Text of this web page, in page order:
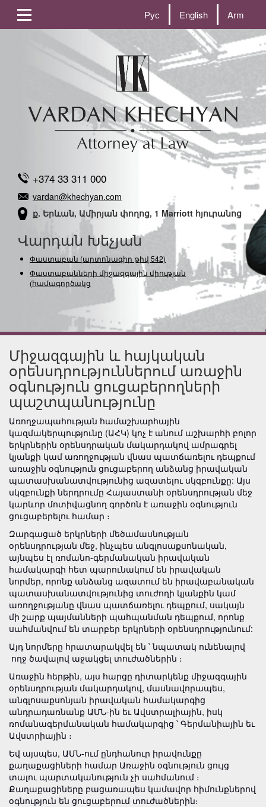
Рус English Arm
+374 33 311 000
vardan@khechyan.com
ք. Երևան, Ամիրյան փողոց, 1 Marriott հյուրանոց
Վարդան Խեչյան
Փաստաբան (արտոնագիր թիվ 542)
Փաստաբանների միջազգային միության
(համագործակցության)
Միջազգային և հայկական
օրենսդրություններում առաջին
օգնություն ցուցաբերողների
պաշտպանությունը
Առողջապահության համաշխարհային
կազմակերպությունը (ԱՀԿ) կոչ է անում աշխարհի բոլոր
երկրներին օրենսդրական մակարդակով ամրագրել
կյանքի կամ առողջության վնաս պատճառելու դեպքում
առաջին օգնություն ցուցաբերող անձանց իրավական
պատասխանատվությունից ազատելու սկզբունքը: Այս
սկզբունքի ներդրումը Հայաստանի օրենսդրության մեջ
կարևոր մոտիվացնող գործոն է առաջին օգնություն
ցուցաբերելու համար ։
Զարգացած երկրների մեծամասնության
օրենսդրության մեջ, ինչպես անգլոսաքսոնական,
այնպես էլ ռոմանո-գերմանական իրավական
համակարգի հետ պարունակում են իրավական
նորմեր, որոնք անձանց ազատում են իրավաբանական
պատասխանատվությունից տուժողի կյանքին կամ
առողջությանը վնաս պատճառելու դեպքում, սակայն
մի շարք պայմանների պահպանման դեպքում, որոնք
սահմանվում են տարբեր երկրների օրենսդրությունում:
Այդ նորմերը հրատարակվել են ՝ նպատակ ունենալով
ողջ ծավալով աջակցել տուժածներին ։
Առաջին հերթին, այս հարցը դիտարկենք միջազգային
օրենսդրության մակարդակով, մասնավորապես,
անգլոսաքսոնյան իրավական համակարգից
անդրադառնանք ԱՄՆ-ին եւ Ավստրալիային, իսկ
ռոմանագերմանական համակարգից ՝ Գերմանիային եւ
Ավստրիային ։
Եվ այսպես, ԱՄՆ-ում ընդհանուր իրավունքը
քաղաքացիների համար Առաջին օգնություն ցույց
տալու պարտականություն չի սահմանում ։
Քաղաքացիները բացառապես կամավոր հիմունքներով
օգնություն են ցուցաբերում տուժածներին։